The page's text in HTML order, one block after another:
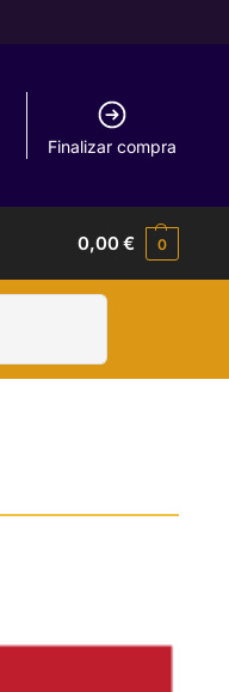
Finalizar compra
0,00€ 0